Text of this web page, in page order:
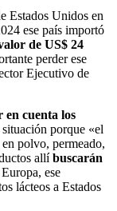
Estados Unidos en
ese país importó
de US$ 24
perder ese
Ejecutivo de
en cuenta los
porque «el
polvo, permeado,
allíbuscarán
ese
lácteos a Estados